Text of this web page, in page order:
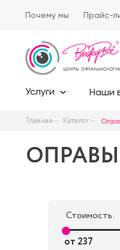
Почему мы Прайс-
Услуги Наши
Главная Каталог
ОПРАВЫ
Стоимость:
от 237